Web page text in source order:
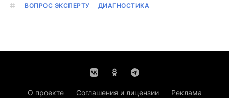
ВОПРОС ЭКСПЕРТУ ДИАГНОСТИКА
О проекте Соглашения и лицензии
Реклама